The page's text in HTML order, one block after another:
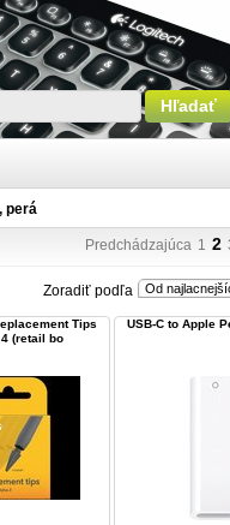
perá
Predchádzajúca 1 2
Zoradiť podľa Od
Tips
(retail bo
USB-C to Apple